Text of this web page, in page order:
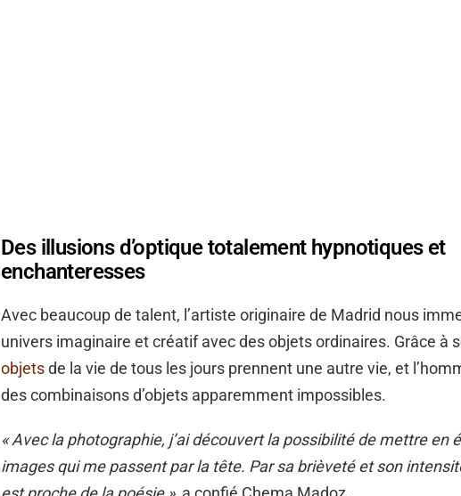
Des illusions d’optique totalement hypnotiques et
enchanteresses
Avec beaucoup de talent, l’artiste originaire de Madrid nous
univers imaginaire et créatif avec des objets ordinaires. Grâce à
objetsde la vie de tous les jours prennent une autre vie, et
des combinaisons d’objets apparemment impossibles.
« Avec la photographie, j’ai découvert la possibilité de mettre en
images qui me passent par la tête. Par sa brièveté et son